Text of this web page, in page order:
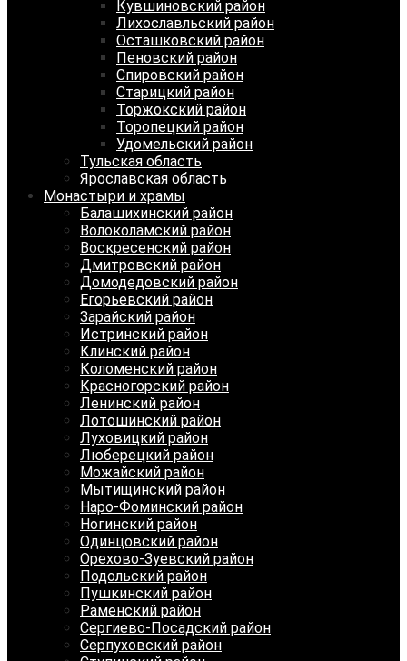
Кувшиновский район
Лихославльский район
Осташковский район
Пеновский район
Спировский район
Старицкий район
Торжокский район
Торопецкий район
Удомельский район
Тульская область
Ярославская область
Монастыри и храмы
Балашихинский район
Волоколамский район
Воскресенский район
Дмитровский район
Домодедовский район
Егорьевский район
Зарайский район
Истринский район
Клинский район
Коломенский район
Красногорский район
Ленинский район
Лотошинский район
Луховицкий район
Люберецкий район
Можайский район
Мытищинский район
Наро-Фоминский район
Ногинский район
Одинцовский район
Орехово-Зуевский район
Подольский район
Пушкинский район
Раменский район
Сергиево-Посадский район
Серпуховский район